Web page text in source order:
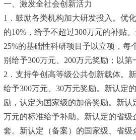
一、激发全社会创新活力
1．鼓励各类机构加大研发投入。优
的10%，给予不超过300万元的补贴
25%的基础性科研项目予以立项，
别给予300万元、200万元奖励；以
2．支持争创高等级公共创新载体。
给予300万元、30万元奖励。新认定
励，认定为国家级的加倍奖励。新
万元的标准给予补助。新认定的省
套。新认定（备案）的国家级、省